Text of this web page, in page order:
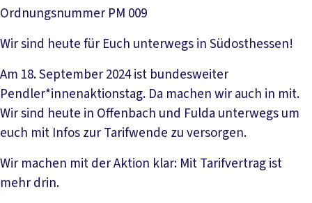
Ordnungsnummer PM 009
Wir sind heute für Euch unterwegs in Südosthessen!
Am 18. September 2024 ist bundesweiter
Pendler*innenaktionstag. Da machen wir auch in mit.
Wir sind heute in Offenbach und Fulda unterwegs um
euch mit Infos zur Tarifwende zu versorgen.
Wir machen mit der Aktion klar: Mit Tarifvertrag ist
mehr drin.